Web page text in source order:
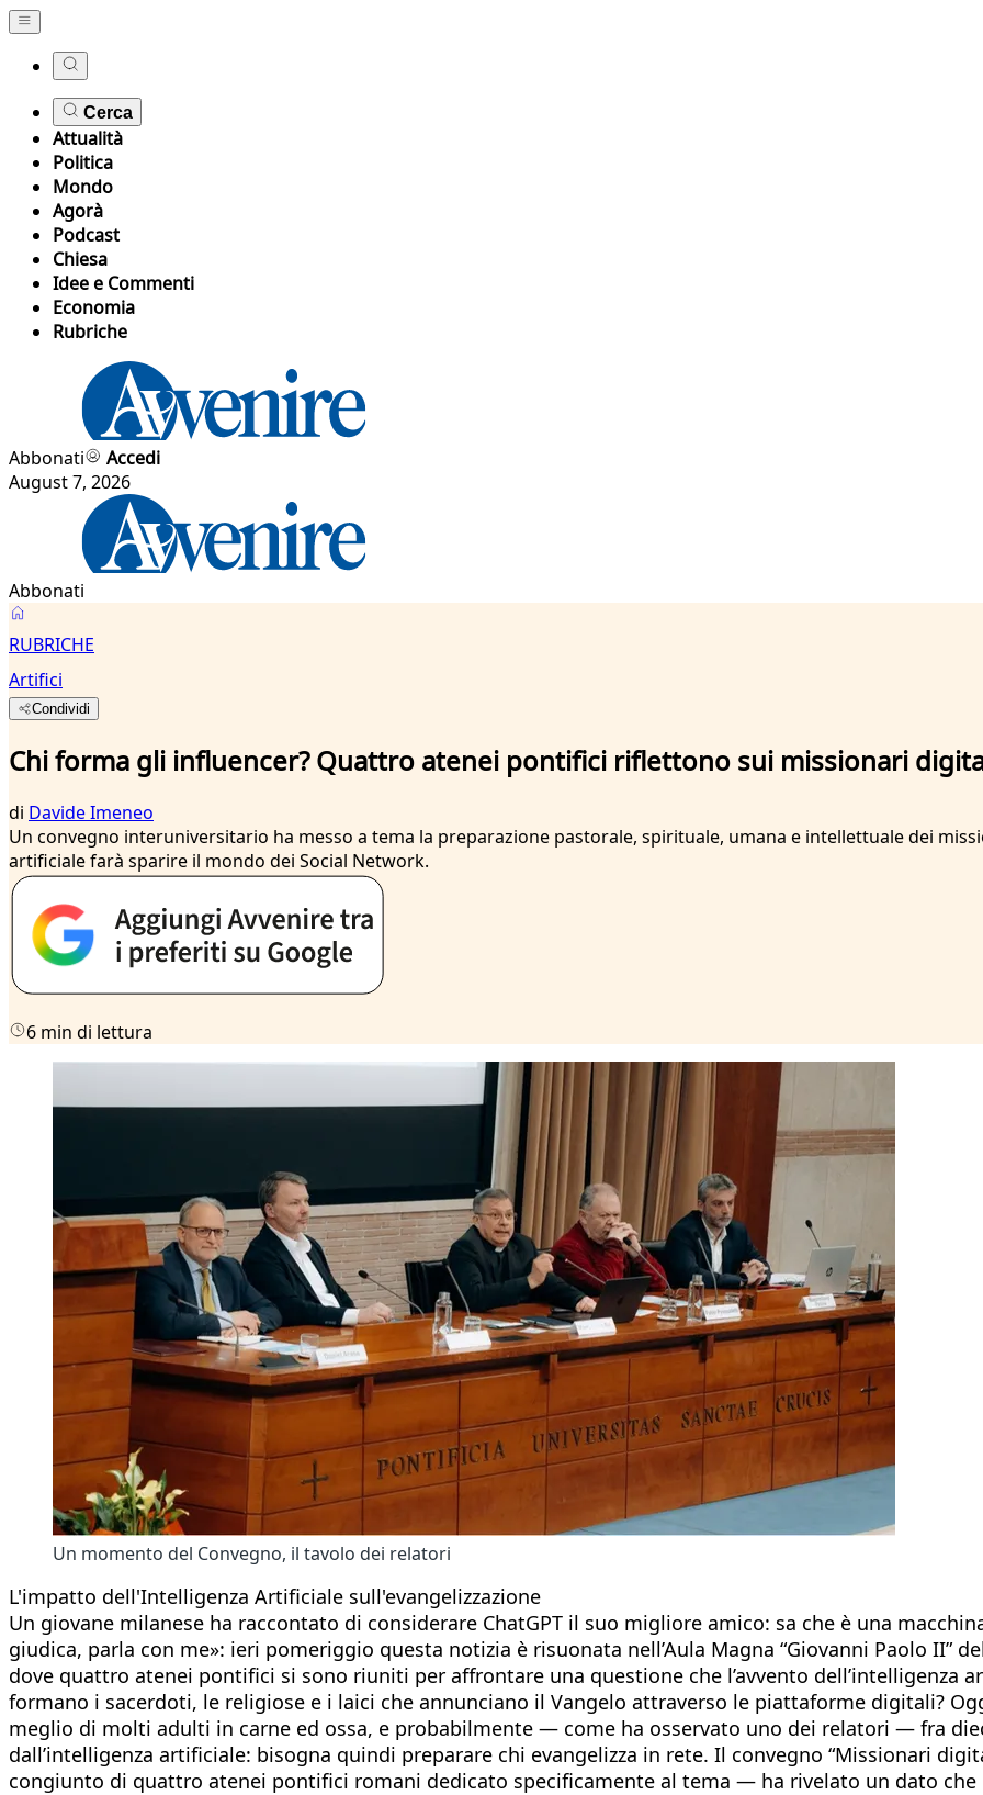
Cerca
Attualità
Politica
Mondo
Agorà
Podcast
Chiesa
Idee e Commenti
Economia
Rubriche
Abbonati
Accedi
August 7, 2026
Abbonati
RUBRICHE
Artifici
Condividi
Chi forma gli influencer? Quattro atenei pontifici riflettono sui missionari
di Davide Imeneo
Un convegno interuniversitario ha messo a tema la preparazione pastorale, spirituale, umana e intellettuale dei
artificiale farà sparire il mondo dei Social Network.
6 min di lettura
Un momento del Convegno, il tavolo dei relatori
L'impatto dell'Intelligenza Artificiale sull'evangelizzazione
Un giovane milanese ha raccontato di considerare ChatGPT il suo migliore amico: sa che è una
giudica, parla con me»: ieri pomeriggio questa notizia è risuonata nell’Aula Magna “Giovanni Paolo II”
dove quattro atenei pontifici si sono riuniti per affrontare una questione che l’avvento dell’intelligenza
formano i sacerdoti, le religiose e i laici che annunciano il Vangelo attraverso le piattaforme digitali?
meglio di molti adulti in carne ed ossa, e probabilmente — come ha osservato uno dei relatori — fra
dall’intelligenza artificiale: bisogna quindi preparare chi evangelizza in rete. Il convegno “Missionari
congiunto di quattro atenei pontifici romani dedicato specificamente al tema — ha rivelato un dato che